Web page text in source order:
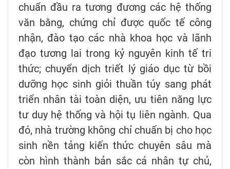
chuẩn đầu ra tương đương các hệ thống
văn bằng, chứng chỉ được quốc tế công
nhận, đào tạo các nhà khoa học và lãnh
đạo tương lai trong kỷ nguyên kinh tế tri
thức; chuyển dịch triết lý giáo dục từ bồi
dưỡng học sinh giỏi thuần túy sang phát
triển nhân tài toàn diện, ưu tiên năng lực
tư duy hệ thống và hội tụ liên ngành. Qua
đó, nhà trường không chỉ chuẩn bị cho học
sinh nền tảng kiến thức chuyên sâu mà
còn hình thành bản sắc cá nhân tự chủ,